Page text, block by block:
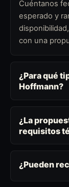
Cuéntanos
esperado y
con una
¿Para qué
Hoffmann?
¿La
requisitos
¿Pueden